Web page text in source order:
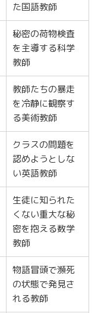
た国語教師
秘密の荷物検査
を主導する科学
教師
教師たちの暴走
を冷静に観察す
る美術教師
クラスの問題を
認めようとしな
い英語教師
生徒に知られた
くない重大な秘
密を抱える数学
教師
物語冒頭で瀕死
の状態で発見さ
れる教師